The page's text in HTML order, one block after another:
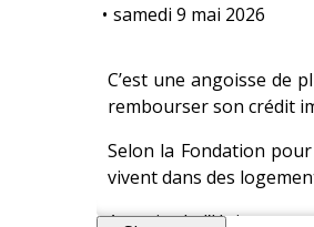
• samedi 9 mai 2026
C’est une angoisse de
rembourser son crédit
Selon la Fondation
vivent dans des
Au sein de l’Union